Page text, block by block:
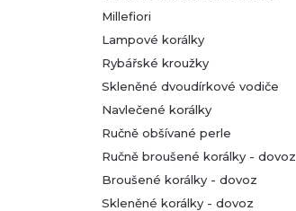
Millefiori
Lampové korálky
Rybářské kroužky
Skleněné dvoudírkové vodiče
Navlečené korálky
Ručně obšívané perle
Ručně broušené korálky - dovoz
Broušené korálky - dovoz
Skleněné korálky - dovoz